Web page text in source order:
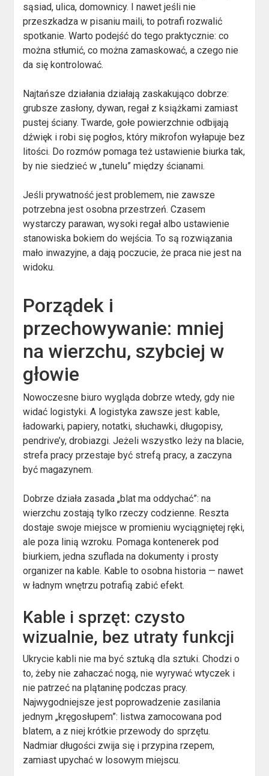
sąsiad, ulica, domownicy. I nawet jeśli nie
przeszkadza w pisaniu maili, to potrafi rozwalić
spotkanie. Warto podejść do tego praktycznie: co
można stłumić, co można zamaskować, a czego nie
da się kontrolować.
Najtańsze działania działają zaskakująco dobrze:
grubsze zasłony, dywan, regał z książkami zamiast
pustej ściany. Twarde, gołe powierzchnie odbijają
dźwięk i robi się pogłos, który mikrofon wyłapuje bez
litości. Do rozmów pomaga też ustawienie biurka tak,
by nie siedzieć w „tunelu” między ścianami.
Jeśli prywatność jest problemem, nie zawsze
potrzebna jest osobna przestrzeń. Czasem
wystarczy parawan, wysoki regał albo ustawienie
stanowiska bokiem do wejścia. To są rozwiązania
mało inwazyjne, a dają poczucie, że praca nie jest na
widoku.
Porządek i
przechowywanie: mniej
na wierzchu, szybciej w
głowie
Nowoczesne biuro wygląda dobrze wtedy, gdy nie
widać logistyki. A logistyka zawsze jest: kable,
ładowarki, papiery, notatki, słuchawki, długopisy,
pendrive’y, drobiazgi. Jeżeli wszystko leży na blacie,
strefa pracy przestaje być strefą pracy, a zaczyna
być magazynem.
Dobrze działa zasada „blat ma oddychać”: na
wierzchu zostają tylko rzeczy codzienne. Reszta
dostaje swoje miejsce w promieniu wyciągniętej ręki,
ale poza linią wzroku. Pomaga kontenerek pod
biurkiem, jedna szuflada na dokumenty i prosty
organizer na kable. Kable to osobna historia — nawet
w ładnym wnętrzu potrafią zabić efekt.
Kable i sprzęt: czysto
wizualnie, bez utraty funkcji
Ukrycie kabli nie ma być sztuką dla sztuki. Chodzi o
to, żeby nie zahaczać nogą, nie wyrywać wtyczek i
nie patrzeć na plątaninę podczas pracy.
Najwygodniejsze jest poprowadzenie zasilania
jednym „kręgosłupem”: listwa zamocowana pod
blatem, a z niej krótkie przewody do sprzętu.
Nadmiar długości zwija się i przypina rzepem,
zamiast upychać w losowym miejscu.